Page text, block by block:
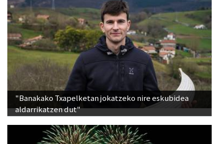
"Banakako Txapelketan jokatzeko nire eskubidea
aldarrikatzen dut"